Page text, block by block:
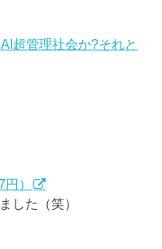
超管理社会か?それと
）
した（笑）